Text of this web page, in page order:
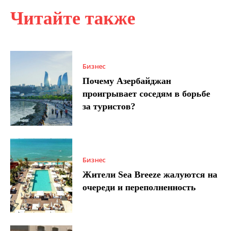
Читайте также
Бизнес
Почему Азербайджан
проигрывает соседям в борьбе
за туристов?
Бизнес
Жители Sea Breeze жалуются на
очереди и переполненность